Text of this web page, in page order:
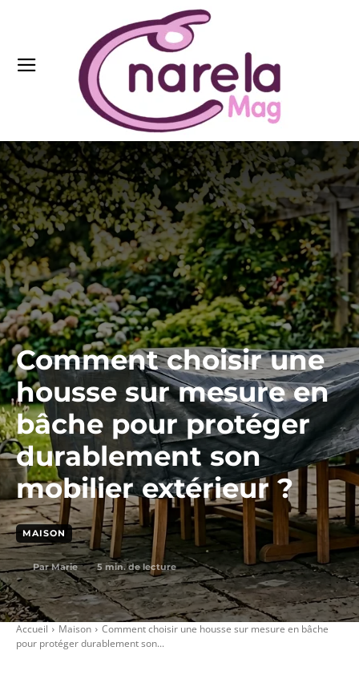
Comment choisir une
housse sur mesure en
bâche pour protéger
durablement son
mobilier extérieur ?
MAISON
Par Marie 5min. de lecture
Accueil Maison
Comment choisir une housse sur mesure en bâche
pour protéger durablement son...